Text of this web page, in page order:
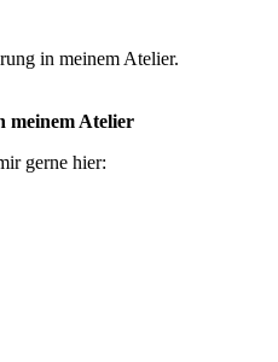
in meinem Atelier.
meinem Atelier
gerne hier: